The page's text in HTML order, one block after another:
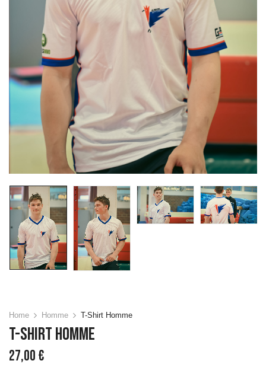
Home Homme T-Shirt Homme
T-Shirt Homme
27,00€